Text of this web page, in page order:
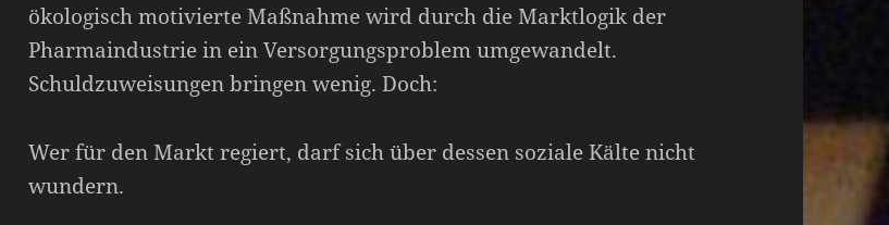
ökologisch motivierte Maßnahme wird durch die Marktlogik der
Pharmaindustrie in ein Versorgungsproblem umgewandelt.
Schuldzuweisungen bringen wenig. Doch:
Wer für den Markt regiert, darf sich über dessen soziale Kälte nicht
wundern.